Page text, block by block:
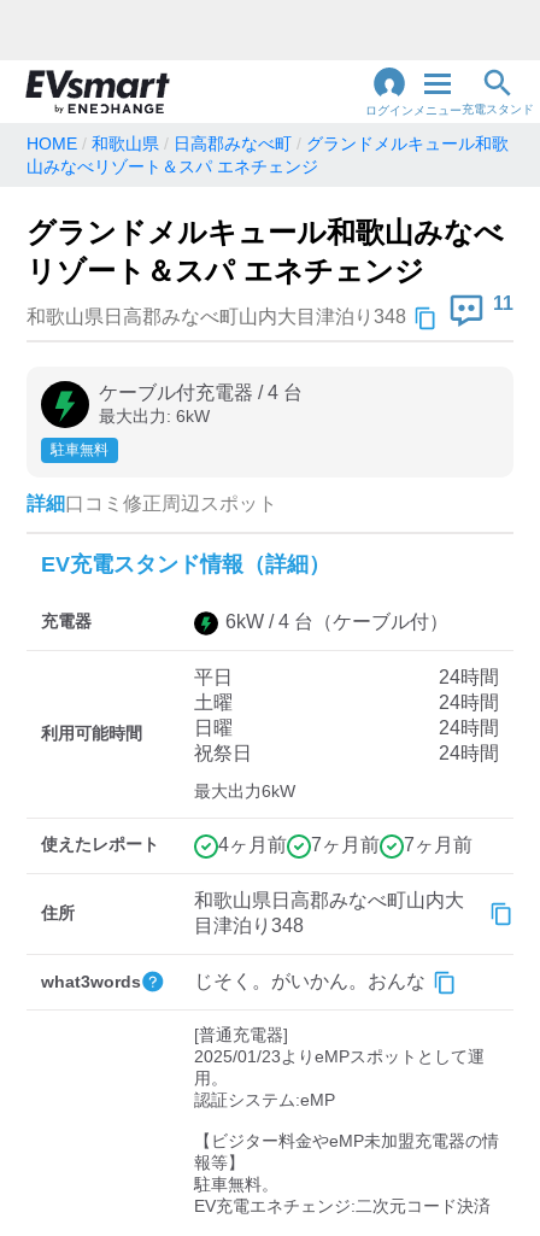
ログイン メニュー充電スタンド
充電器の種類
高速道路上のみ表示
認証システム
ディーラー
三菱ディーラーを表示
日産ディーラーを表示
トヨタディーラーを表
示
すべて 中速-20kW-以上 急速-44kW-以上
車種
HOME 和歌山県 日高郡みなべ町
グランドメルキュール和歌
山みなべリゾート＆スパ エネチェンジ
グランドメルキュール和歌山みなべ
リゾート＆スパ エネチェンジ
和歌山県日高郡みなべ町山内大目津泊り348
11
ケーブル付充電器 /4 台
最大出力: 6kW
駐車無料
詳細口コミ 修正周辺スポット
EV充電スタンド情報（詳細）
充電器 6kW /4 台 （ケーブル付）
利用可能時間
平日
24時間
土曜
24時間
日曜
24時間
祝祭日
24時間
最大出力6kW
使えたレポート 4ヶ月前 7ヶ月前 7ヶ月前
住所
和歌山県日高郡みなべ町山内大
目津泊り348
what3words じそく。がいかん。おんな
[普通充電器]
2025/01/23よりeMPスポットとして運
用。
認証システム:eMP
【ビジター料金やeMP未加盟充電器の情
報等】
駐車無料。
EV充電エネチェンジ:二次元コード決済